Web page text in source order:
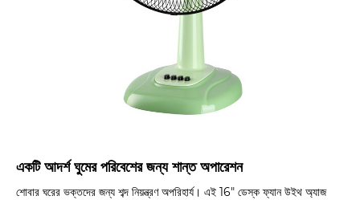
একটি আদর্শ ঘুমের পরিবেশের জন্য শান্ত অপারেশন
শোবার ঘরের ভক্তদের জন্য শব্দ নিয়ন্ত্রণ অপরিহার্য। এই 16" ডেস্ক ফ্যান উইথ অ্যাজ